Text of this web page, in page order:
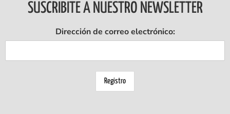
SUSCRIBITE A NUESTRO NEWSLETTER
Dirección de correo electrónico: